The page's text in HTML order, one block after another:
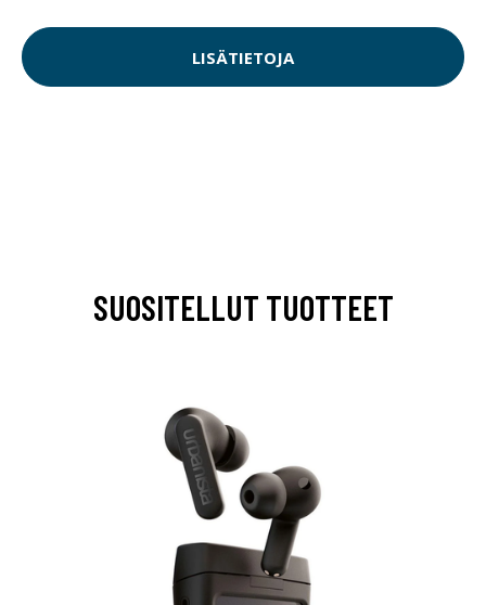
LISÄTIETOJA
SUOSITELLUT TUOTTEET